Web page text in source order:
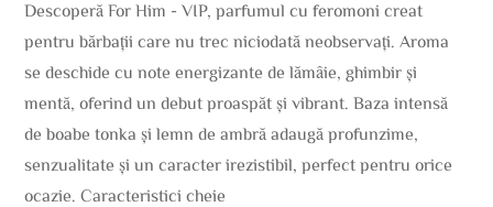
Descoperă For Him - VIP, parfumul cu feromoni creat
pentru bărbații care nu trec niciodată neobservați. Aroma
se deschide cu note energizante de lămâie, ghimbir și
mentă, oferind un debut proaspăt și vibrant. Baza intensă
de boabe tonka și lemn de ambră adaugă profunzime,
senzualitate și un caracter irezistibil, perfect pentru orice
ocazie. Caracteristici cheie